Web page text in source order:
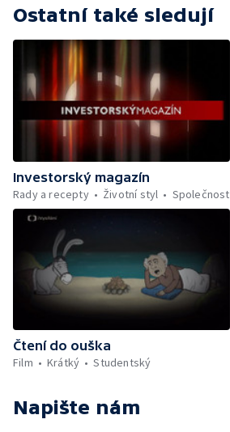
Ostatní také sledují
Investorský magazín
Rady a recepty
Životní styl Společnost
Čtení do ouška
Film
Krátký Studentský
Napište nám